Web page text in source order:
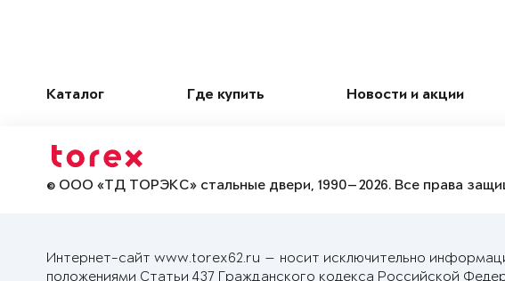
Каталог Где купить Новости и акции
© ООО «ТД ТОРЭКС» стальные двери, 1990—2026. Все права
Интернет-сайт www.torex62.ru — носит исключительно
положениями Статьи 437 Гражданского кодекса Российской